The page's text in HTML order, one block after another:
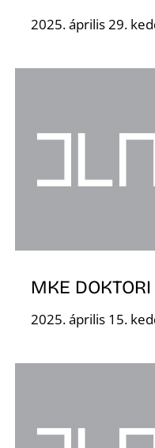
2025. április 29.
MKE
2025. április 15.